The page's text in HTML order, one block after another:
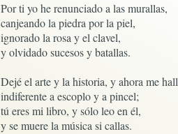
Por ti yo he renunciado a las murallas,
canjeando la piedra por la piel,
ignorado la rosa y el clavel,
y olvidado sucesos y batallas.
Dejé el arte y la historia, y ahora me
indiferente a escoplo y a pincel;
tú eres mi libro, y sólo leo en él,
y se muere la música si callas.